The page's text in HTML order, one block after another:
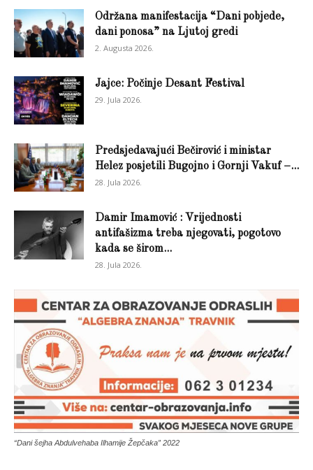
Održana manifestacija “Dani pobjede,
dani ponosa” na Ljutoj gredi
2. Augusta 2026.
Jajce: Počinje Desant Festival
29. Jula 2026.
Predsjedavajući Bečirović i ministar
Helez posjetili Bugojno i Gornji Vakuf –...
28. Jula 2026.
Damir Imamović : Vrijednosti
antifašizma treba njegovati, pogotovo
kada se širom...
28. Jula 2026.
“Dani šejha Abdulvehaba Ilhamije Žepčaka” 2022